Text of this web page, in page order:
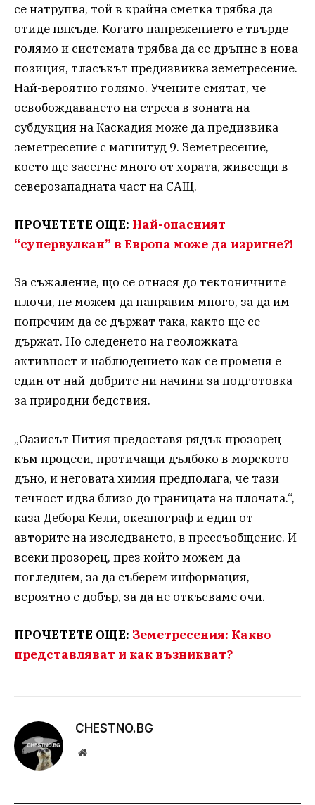
се натрупва, той в крайна сметка трябва да
отиде някъде. Когато напрежението е твърде
голямо и системата трябва да се дръпне в нова
позиция, тласъкът предизвиква земетресение.
Най-вероятно голямо. Учените смятат, че
освобождаването на стреса в зоната на
субдукция на Каскадия може да предизвика
земетресение с магнитуд 9. Земетресение,
което ще засегне много от хората, живеещи в
северозападната част на САЩ.
ПРОЧЕТЕТЕ ОЩЕ: Най-опасният
“супервулкан” в Европа може да изригне?!
За съжаление, що се отнася до тектоничните
плочи, не можем да направим много, за да им
попречим да се държат така, както ще се
държат. Но следенето на геоложката
активност и наблюдението как се променя е
един от най-добрите ни начини за подготовка
за природни бедствия.
„Оазисът Пития предоставя рядък прозорец
към процеси, протичащи дълбоко в морското
дъно, и неговата химия предполага, че тази
течност идва близо до границата на плочата.“,
каза Дебора Кели, океанограф и един от
авторите на изследването, в прессъобщение. И
всеки прозорец, през който можем да
погледнем, за да съберем информация,
вероятно е добър, за да не откъсваме очи.
ПРОЧЕТЕТЕ ОЩЕ: Земетресения: Какво
представляват и как възникват?
CHESTNO.BG
Website